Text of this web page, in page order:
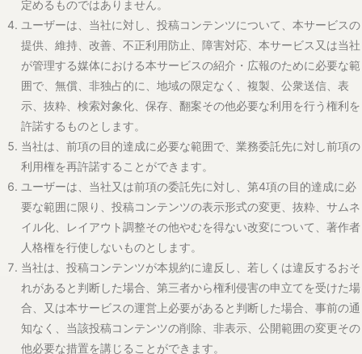
人格権を行使しないものとします。
当社は、投稿コンテンツが本規約に違反し、若しくは違反するおそ
れがあると判断した場合、第三者から権利侵害の申立てを受けた場
合、又は本サービスの運営上必要があると判断した場合、事前の通
知なく、当該投稿コンテンツの削除、非表示、公開範囲の変更その
他必要な措置を講じることができます。
当社は、投稿コンテンツを常時監視し、又は保存し続ける義務を負
うものではありません。
場合、当該ユーザーが自己の費用と責任においてこれを解決するも
のとし、当社に損害が生じた場合には、当該ユーザーはこれを賠償
するものとします。
第8条（知的財産権）
本サービス及び本サービスに含まれるプログラム、デザイン、ロ
ゴ、商号、編集著作物、データベース、テキスト、画像、音楽関連
情報その他の情報に関する知的財産権は、当社又は正当な権利を有
する第三者に帰属します。